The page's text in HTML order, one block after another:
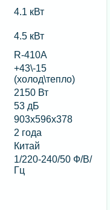
4.1 кВт
4.5 кВт
R-410A
+43\-15
(холод\тепло)
2150 Вт
53 дБ
903x596x378
2 года
Китай
1/220-240/50 Ф/В/
Гц